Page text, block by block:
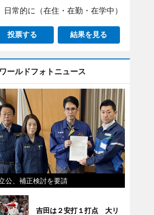
日常的に（在住・在勤・在学中）
投票する 結果を見る
ワールドフォトニュース
公、補正検討を要請
吉田は２安打１打点 大リ